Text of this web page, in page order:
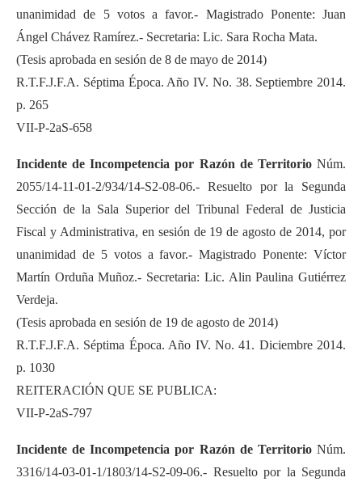
unanimidad de 5 votos a favor.- Magistrado Ponente: Juan
Ángel Chávez Ramírez.- Secretaria: Lic. Sara Rocha Mata.
(Tesis aprobada en sesión de 8 de mayo de 2014)
R.T.F.J.F.A. Séptima Época. Año IV. No. 38. Septiembre 2014.
p. 265
VII-P-2aS-658
Incidente de Incompetencia por Razón de TerritorioNúm.
2055/14-11-01-2/934/14-S2-08-06.- Resuelto por la Segunda
Sección de la Sala Superior del Tribunal Federal de Justicia
Fiscal y Administrativa, en sesión de 19 de agosto de 2014, por
unanimidad de 5 votos a favor.- Magistrado Ponente: Víctor
Martín Orduña Muñoz.- Secretaria: Lic. Alin Paulina Gutiérrez
Verdeja.
(Tesis aprobada en sesión de 19 de agosto de 2014)
R.T.F.J.F.A. Séptima Época. Año IV. No. 41. Diciembre 2014.
p. 1030
REITERACIÓN QUE SE PUBLICA:
VII-P-2aS-797
Incidente de Incompetencia por Razón de TerritorioNúm.
3316/14-03-01-1/1803/14-S2-09-06.- Resuelto por la Segunda